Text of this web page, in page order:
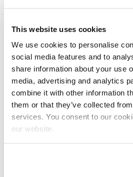
This website uses cookies
We use cookies to personalise
social media features and to
share information about your use
media, advertising and analytics
combine it with other information
them or that they’ve collected
services. You consent to our
our website.
Plan de Acción Nacional de
del 2020.
Israel ahora tiene un
nacional
y exporta agua a
Investigadores y startups
trabajando para aumentar
Además de una
agua, las políticas
gestión inteligente del
investigación y el